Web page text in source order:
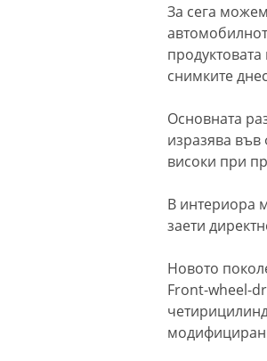
За сега
снимките
Основната
изразява
високи при
В интериора
заети
Новото
Front-wheel-